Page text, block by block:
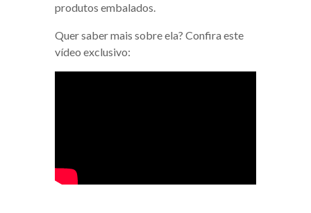
produtos embalados.
Quer saber mais sobre ela? Confira este
vídeo exclusivo: